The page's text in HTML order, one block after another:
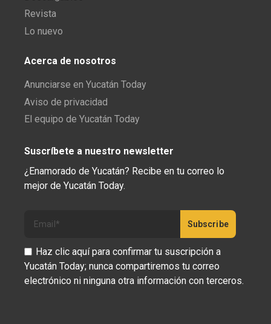
Revista
Lo nuevo
Acerca de nosotros
Anunciarse en Yucatán Today
Aviso de privacidad
El equipo de Yucatán Today
Suscríbete a nuestro newsletter
¿Enamorado de Yucatán? Recibe en tu correo lo
mejor de Yucatán Today.
Haz clic aquí para confirmar tu suscripción a
Yucatán Today; nunca compartiremos tu correo
electrónico ni ninguna otra información con terceros.